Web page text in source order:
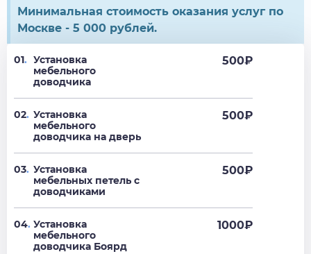
Минимальная стоимость оказания услуг по
Москве - 5 000 рублей.
01. Установка
мебельного
доводчика
500₽
02. Установка
мебельного
доводчика на дверь
500₽
03. Установка
мебельных петель с
доводчиками
500₽
04. Установка
мебельного
доводчика Боярд
1000₽